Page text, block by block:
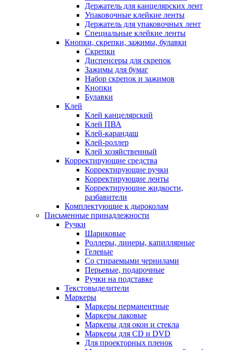
Держатель для канцелярских лент
Упаковочные клейкие ленты
Держатель для упаковочных лент
Специальные клейкие ленты
Кнопки, скрепки, зажимы, булавки
Скрепки
Диспенсеры для скрепок
Зажимы для бумаг
Набор скрепок и зажимов
Кнопки
Булавки
Клей
Клей канцелярский
Клей ПВА
Клей-карандаш
Клей-роллер
Клей хозяйственный
Корректирующие средства
Корректирующие ручки
Корректирующие ленты
Корректирующие жидкости,
разбавители
Комплектующие к дыроколам
Письменные принадлежности
Ручки
Шариковые
Роллеры, линеры, капиллярные
Гелевые
Со стираемыми чернилами
Перьевые, подарочные
Ручки на подставке
Текстовыделители
Маркеры
Маркеры перманентные
Маркеры лаковые
Маркеры для окон и стекла
Маркеры для CD и DVD
Для проекторных пленок